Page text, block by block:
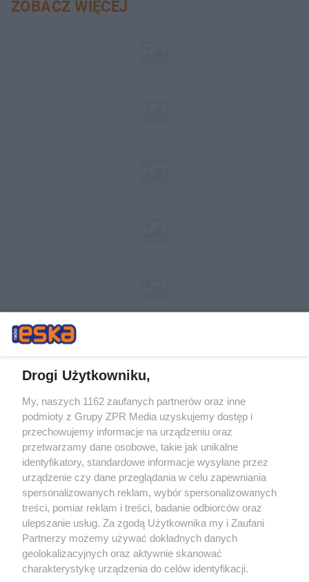
ZOBACZ WIĘCEJ
Żaden utwór zamieszczony w serwisie nie może być powielany i
rozpowszechniany lub dalej rozpowszechniany w jakikolwiek sposób (w
tym także elektroniczny lub mechaniczny) na jakimkolwiek polu
eksploatacji w jakiejkolwiek formie, włącznie z umieszczaniem w
Internecie bez pisemnej zgody właściciela praw. Jakiekolwiek użycie lub
wykorzystanie utworów w całości lub w części z naruszeniem prawa,
tzn. bez właściwej zgody, jest zabronione pod groźbą kary i może być
ścigane prawnie.
Drogi Użytkowniku,
My, naszych 1162 zaufanych partnerów oraz inne
podmioty z Grupy ZPR Media uzyskujemy dostęp i
przechowujemy informacje na urządzeniu oraz
przetwarzamy dane osobowe, takie jak unikalne
identyfikatory, standardowe informacje wysyłane przez
urządzenie czy dane przeglądania w celu zapewniania
spersonalizowanych reklam, wybór spersonalizowanych
treści, pomiar reklam i treści, badanie odbiorców oraz
ulepszanie usług. Za zgodą Użytkownika my i Zaufani
Partnerzy możemy używać dokładnych danych
geolokalizacyjnych oraz aktywnie skanować
charakterystykę urządzenia do celów identyfikacji.